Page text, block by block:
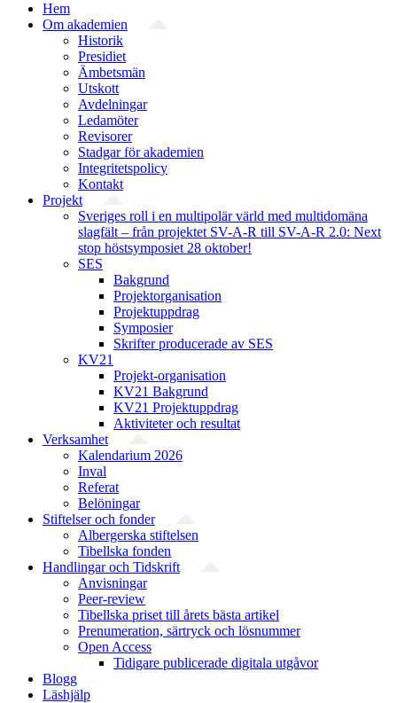
Hem
Om akademien
Historik
Presidiet
Ämbetsmän
Utskott
Avdelningar
Ledamöter
Revisorer
Stadgar för akademien
Integritetspolicy
Kontakt
Projekt
Sveriges roll i en multipolär värld med multidomäna
slagfält – från projektet SV-A-R till SV-A-R 2.0: Next
stop höstsymposiet 28 oktober!
SES
Bakgrund
Projekt­organisation
Projektuppdrag
Symposier
Skrifter producerade av SES
KV21
Projekt-organisation
KV21 Bakgrund
KV21 Projektuppdrag
Aktiviteter och resultat
Verksamhet
Kalendarium 2026
Inval
Referat
Belöningar
Stiftelser och fonder
Albergerska stiftelsen
Tibellska fonden
Handlingar och Tidskrift
Anvisningar
Peer-review
Tibellska priset till årets bästa artikel
Prenumeration, särtryck och lösnummer
Open Access
Tidigare publicerade digitala utgåvor
Blogg
Läshjälp